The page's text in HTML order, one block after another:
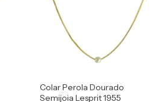
Colar Perola Dourado
Semijoia Lesprit 1955